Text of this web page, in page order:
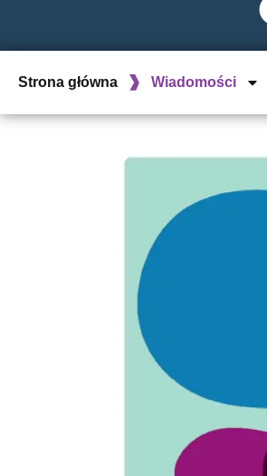
Strona główna Wiadomości